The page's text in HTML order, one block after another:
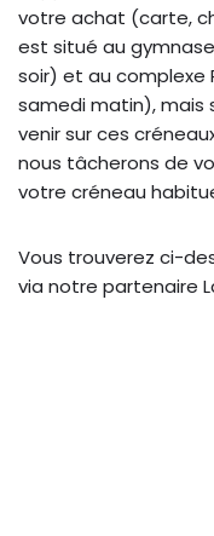
votre achat (carte,
est situé au
soir) et au complexe
samedi matin), mais
venir sur ces
nous tâcherons de
votre créneau
Vous trouverez ci-
via notre partenaire